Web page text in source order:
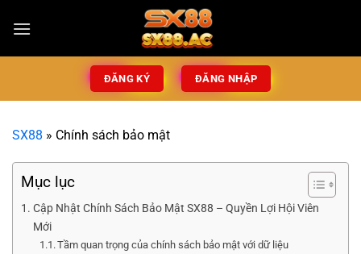
ĐĂNG KÝ ĐĂNG NHẬP
SX88 » Chính sách bảo mật
Mục lục
Cập Nhật Chính Sách Bảo Mật SX88 – Quyền Lợi Hội Viên
Mới
Tầm quan trọng của chính sách bảo mật với dữ liệu